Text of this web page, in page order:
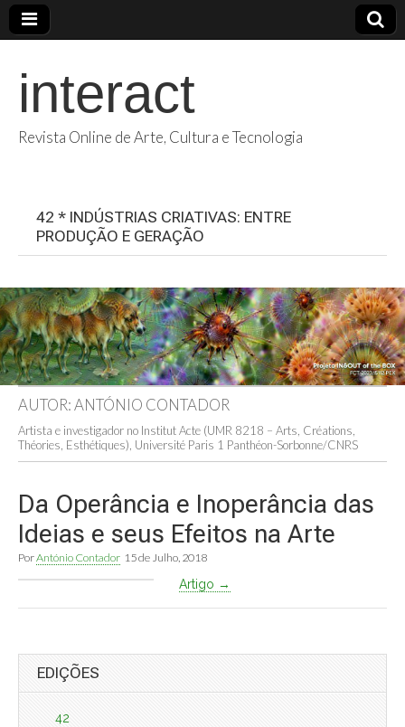
interact
Revista Online de Arte, Cultura e Tecnologia
42 * INDÚSTRIAS CRIATIVAS: ENTRE
PRODUÇÃO E GERAÇÃO
AUTOR: ANTÓNIO CONTADOR
Artista e investigador no Institut Acte (UMR 8218 – Arts, Créations,
Théories, Esthétiques), Université Paris 1 Panthéon-Sorbonne/CNRS
Da Operância e Inoperância das
Ideias e seus Efeitos na Arte
PorAntónio Contador 15 de Julho, 2018
Artigo →
EDIÇÕES
42